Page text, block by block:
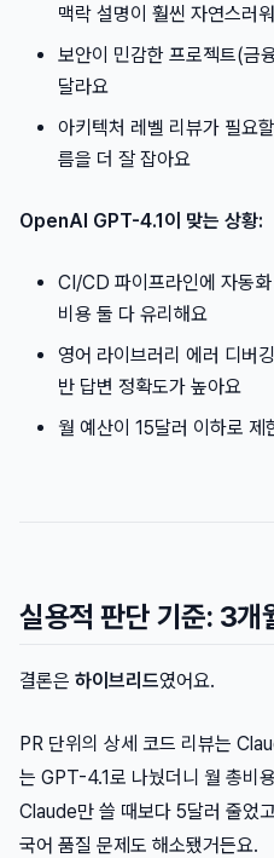
맥락 설명이 훨씬 자연스러
보안이 민감한 프로젝트(금
달라요
아키텍처 레벨 리뷰가 필요
름을 더 잘 잡아요
OpenAI GPT-4.1이 맞는 상황:
CI/CD 파이프라인에 자동
비용 둘 다 유리해요
영어 라이브러리 에러 디버
반 답변 정확도가 높아요
월 예산이 15달러 이하로
실용적 판단 기준: 3개
결론은 하이브리드였어요.
PR 단위의 상세 코드 리뷰는
는 GPT-4.1로 나눴더니 월 총비
Claude만 쓸 때보다 5달러 줄었
국어 품질 문제도 해소됐거든요.